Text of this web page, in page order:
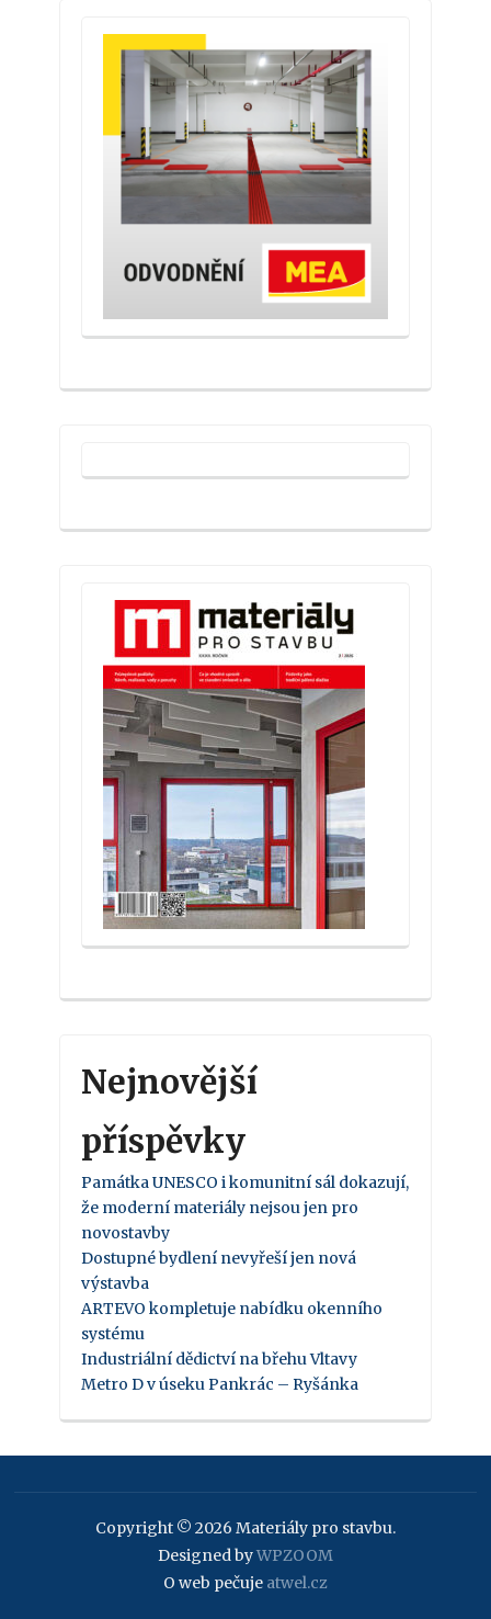
Nejnovější
příspěvky
Památka UNESCO i komunitní sál dokazují,
že moderní materiály nejsou jen pro
novostavby
Dostupné bydlení nevyřeší jen nová
výstavba
ARTEVO kompletuje nabídku okenního
systému
Industriální dědictví na břehu Vltavy
Metro D v úseku Pankrác – Ryšánka
Copyright © 2026 Materiály pro stavbu.
Designed byWPZOOM
O web pečuje atwel.cz